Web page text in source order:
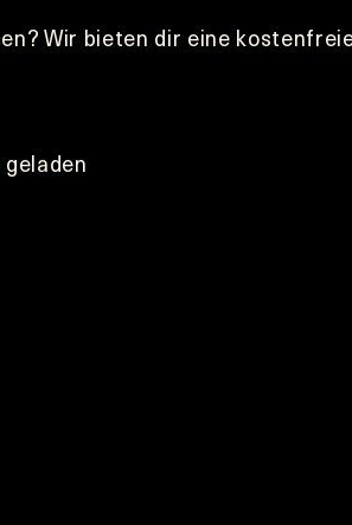
Wir bieten dir eine